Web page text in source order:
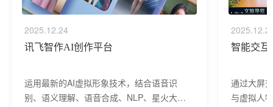
2025.12.24
讯飞智作AI创作平台
运用最新的AI虚拟形象技术，结合语音识
别、语义理解、语音合成、NLP、星火大模
智能交互
通过大屏
与虚拟人